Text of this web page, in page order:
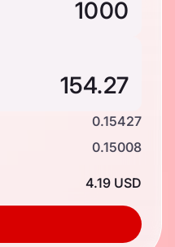
0.15427
0.15008
4.19 USD